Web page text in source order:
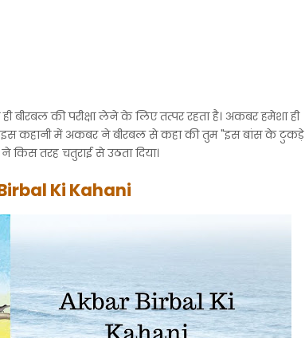
बीरबल की परीक्षा लेने के लिए तत्पर रहता है। अकबर हमेशा ही
इस कहानी में अकबर ने बीरबल से कहा की तुम "इस बांस के टुकड़े
किस तरह चतुराई से उठता दिया।
Ki Kahani